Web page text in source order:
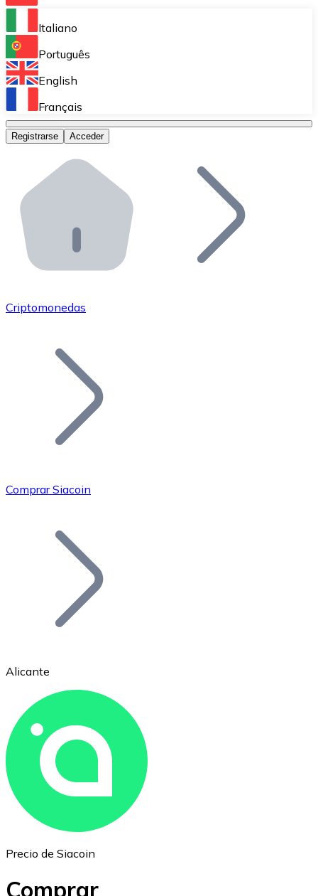
Bitnovo Ramp
Integra nuestra solución en tu plataforma.
Bitnovo Giftcards
Bitnovo OTC
Bitnovo ATM
Integra un ATM Bitnovo en tu negocio y permite que
Bitnovo API
Integra nuestra API en tu ecosistema.
Únete a nuestra red de distribuidores.
Añade tu proyecto a nuestro ecosistema.
Bitcoin
Ethereum
ETH
Italiano
Português
English
Français
Registrarse Acceder
Criptomonedas
Comprar Siacoin
Alicante
Precio de Siacoin
Comprar